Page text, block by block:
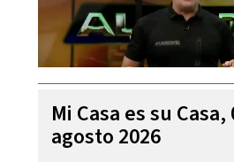
Mi Casa es su Casa,
agosto 2026